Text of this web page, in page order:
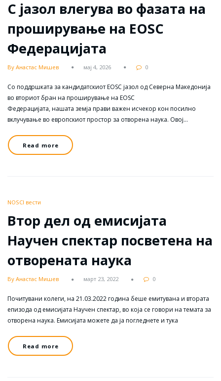
C јазол влегува во фазата на
проширување на EOSC
Федерацијата
By Анастас Мишев мај 4, 2026 0
Со поддршката за кандидатскиот EOSC јазол од Северна Македонија
во вториот бран на проширување на EOSC
Федерацијата, нашата земја прави важен исчекор кон посилно
вклучување во европскиот простор за отворена наука. Овој…
Read more
NOSCI вести
Втор дел од емисијата
Научен спектар посветена на
отворената наука
By Анастас Мишев март 23, 2022 0
Почитувани колеги, на 21.03.2022 година беше емитувана и втората
епизода од емисијата Научен спектар, во која се говори на темата за
отворена наука. Емисијата можете да ја погледнете и тука
Read more